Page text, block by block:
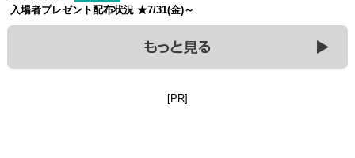
入場者プレゼント配布状況 ★7/31(金)～
[PR]